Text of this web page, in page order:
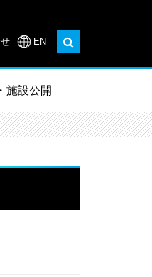
EN
施設公開